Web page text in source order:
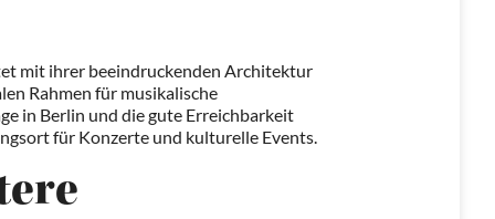
mit ihrer beeindruckenden Architektur
Rahmen für musikalische
in Berlin und die gute Erreichbarkeit
für Konzerte und kulturelle Events.